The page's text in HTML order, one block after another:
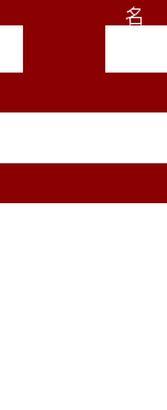
名